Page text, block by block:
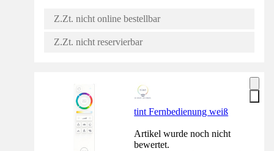
Z.Zt. nicht online bestellbar
Z.Zt. nicht reservierbar
tint Fernbedienung weiß
Artikel wurde noch nicht
bewertet.